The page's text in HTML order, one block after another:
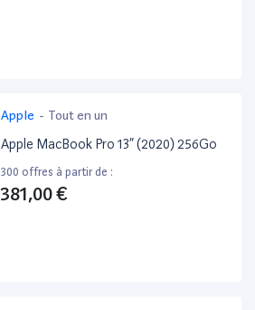
Apple - Tout en un
Apple MacBook Pro 13” (2020) 256Go
300 offres à partir de :
381,00 €